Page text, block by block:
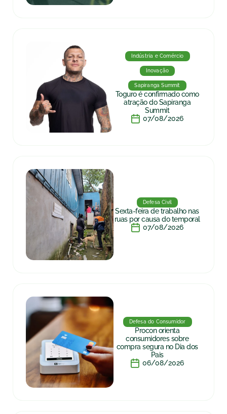
Indústria e Comércio
Inovação
Sapiranga Summit
Toguro é confirmado como
atração do Sapiranga
Summit
07/08/2026
Defesa Civil
Sexta-feira de trabalho nas
ruas por causa do temporal
07/08/2026
Defesa do Consumidor
Procon orienta
consumidores sobre
compra segura no Dia dos
Pais
06/08/2026